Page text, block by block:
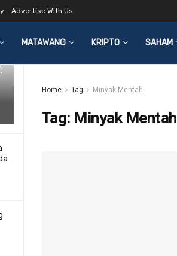
Advertise With Us
MATAWANG KRIPTO SAHAM
Home Tag Minyak Mentah
Tag: Minyak Mentah